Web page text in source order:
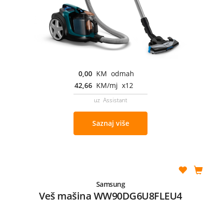
0,00 KM odmah
42,66 KM/mj x12
uz Assistant
Saznaj više
Samsung
Veš mašina WW90DG6U8FLEU4